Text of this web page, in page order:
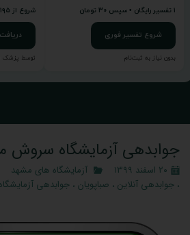
۱ تفسیر رایگان • سپس ۳۰ تومان
شروع تفسیر فوری
بدون نیاز به ثبت‌نام
شروع از ۱۹۵ تومان
توسط
جوابدهی آزمایشگاه سروش
۲۰ اسفند ۱۳۹۹ آزمایشگاه های مشهد
، جوابدهی آنلاین ، صباپویان ، جوابدهی